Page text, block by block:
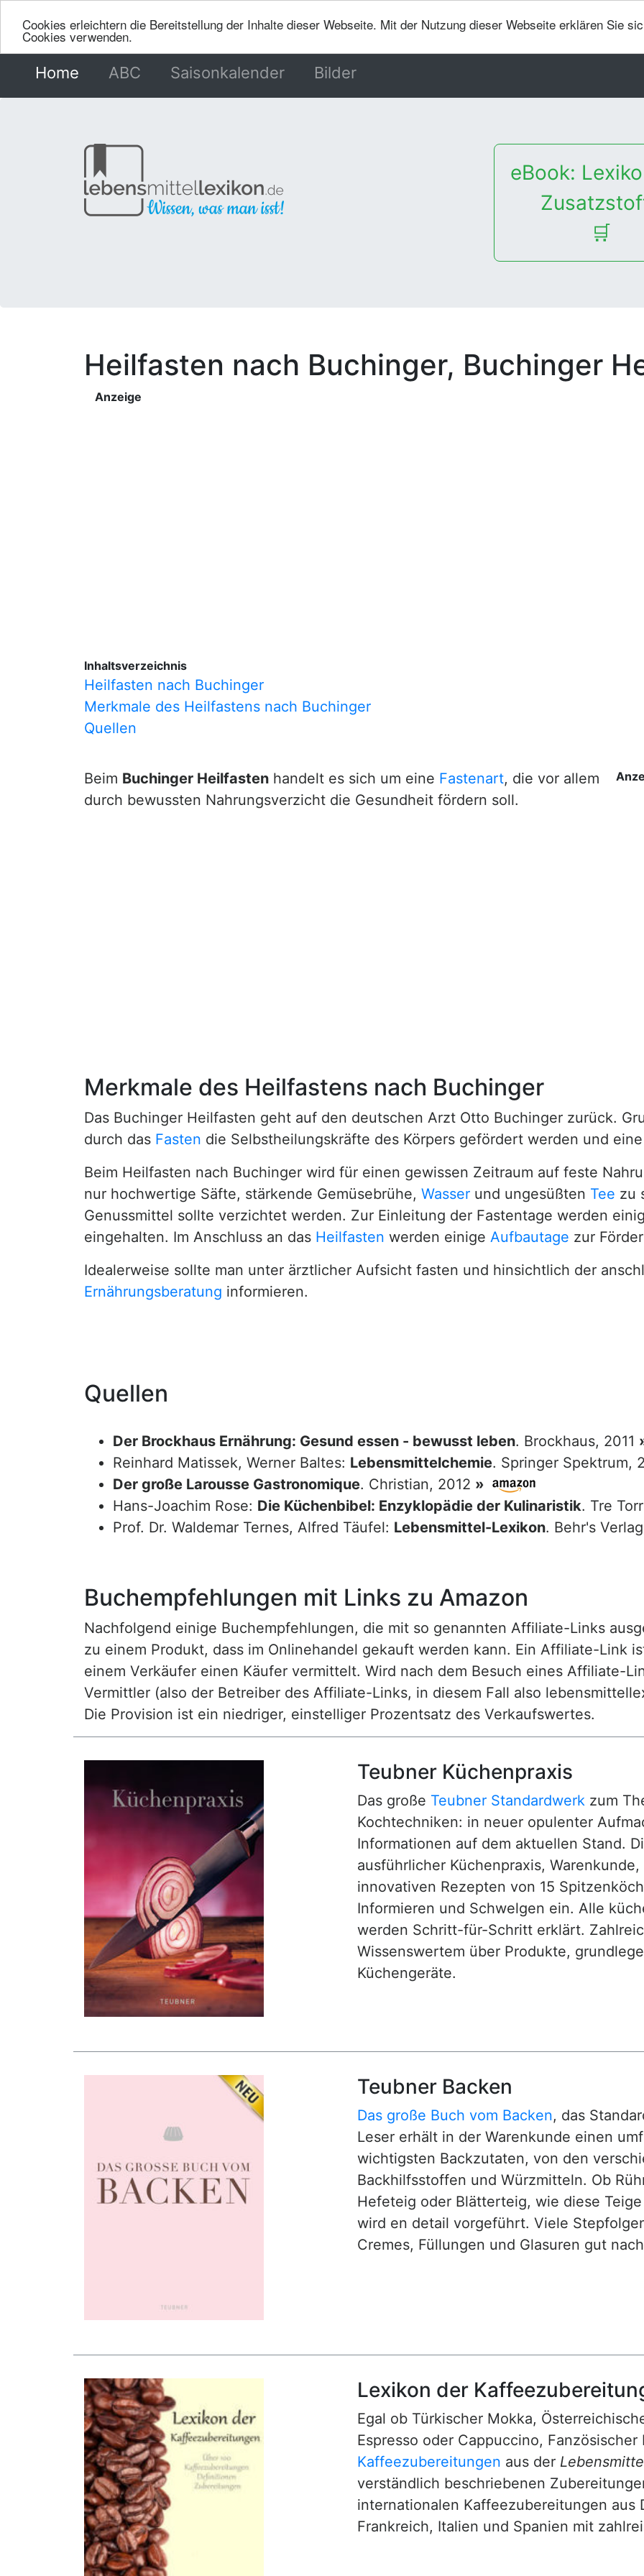
Cookies erleichtern die Bereitstellung der Inhalte dieser Webseite. Mit der Nutzung dieser Webseite erklären Sie
Cookies verwenden.
Home (current)
ABC Saisonkalender Bilder
eBook:
🛒
Heilfasten nach Buchinger, Buchinger
Anzeige
Inhaltsverzeichnis
Heilfasten nach Buchinger
Merkmale des Heilfastens nach Buchinger
Quellen
Beim Buchinger Heilfasten handelt es sich um eine Fastenart, die vor allem
durch bewussten Nahrungsverzicht die Gesundheit fördern soll.
Merkmale des Heilfastens nach Buchinger
Das Buchinger Heilfasten geht auf den deutschen Arzt Otto Buchinger zurück.
durch das Fasten die Selbstheilungskräfte des Körpers gefördert werden und
Beim Heilfasten nach Buchinger wird für einen gewissen Zeitraum auf feste
nur hochwertige Säfte, stärkende Gemüsebrühe, Wasser und ungesüßten Tee zu
Genussmittel sollte verzichtet werden. Zur Einleitung der Fastentage werden
eingehalten. Im Anschluss an das Heilfasten werden einige Aufbautage zur
Idealerweise sollte man unter ärztlicher Aufsicht fasten und hinsichtlich der
Ernährungsberatung informieren.
Quellen
Der Brockhaus Ernährung: Gesund essen - bewusst leben. Brockhaus, 2011
Reinhard Matissek, Werner Baltes: Lebensmittelchemie. Springer Spektrum,
Der große Larousse Gastronomique. Christian, 2012 »
Hans-Joachim Rose: Die Küchenbibel: Enzyklopädie der Kulinaristik. Tre
Prof. Dr. Waldemar Ternes, Alfred Täufel: Lebensmittel-Lexikon. Behr's
Buchempfehlungen mit Links zu Amazon
Nachfolgend einige Buchempfehlungen, die mit so genannten Affiliate-Links
zu einem Produkt, dass im Onlinehandel gekauft werden kann. Ein Affiliate-Link
einem Verkäufer einen Käufer vermittelt. Wird nach dem Besuch eines Affiliate-
Vermittler (also der Betreiber des Affiliate-Links, in diesem Fall also
Die Provision ist ein niedriger, einstelliger Prozentsatz des Verkaufswertes.
Teubner Küchenpraxis
Das große Teubner Standardwerk zum
Kochtechniken: in neuer opulenter
Informationen auf dem aktuellen Stand.
ausführlicher Küchenpraxis,
innovativen Rezepten von 15
Informieren und Schwelgen ein. Alle
werden Schritt-für-Schritt erklärt.
Wissenswertem über Produkte,
Küchengeräte.
Teubner Backen
Das große Buch vom Backen, das
Leser erhält in der Warenkunde einen
wichtigsten Backzutaten, von den
Backhilfsstoffen und Würzmitteln. Ob
Hefeteig oder Blätterteig, wie diese
wird en detail vorgeführt. Viele
Cremes, Füllungen und Glasuren gut
Lexikon der
Egal ob Türkischer Mokka,
Espresso oder Cappuccino,
Kaffeezubereitungen aus der
verständlich beschriebenen
internationalen Kaffeezubereitungen aus
Frankreich, Italien und Spanien mit